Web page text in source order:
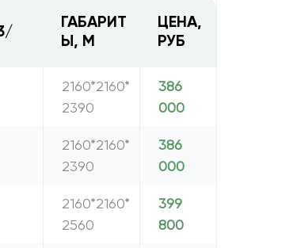
ГАБАРИТ
Ы, М
ЦЕНА,
РУБ
2160*2160*
2390
386
000
2160*2160*
2390
386
000
2160*2160*
2560
399
800